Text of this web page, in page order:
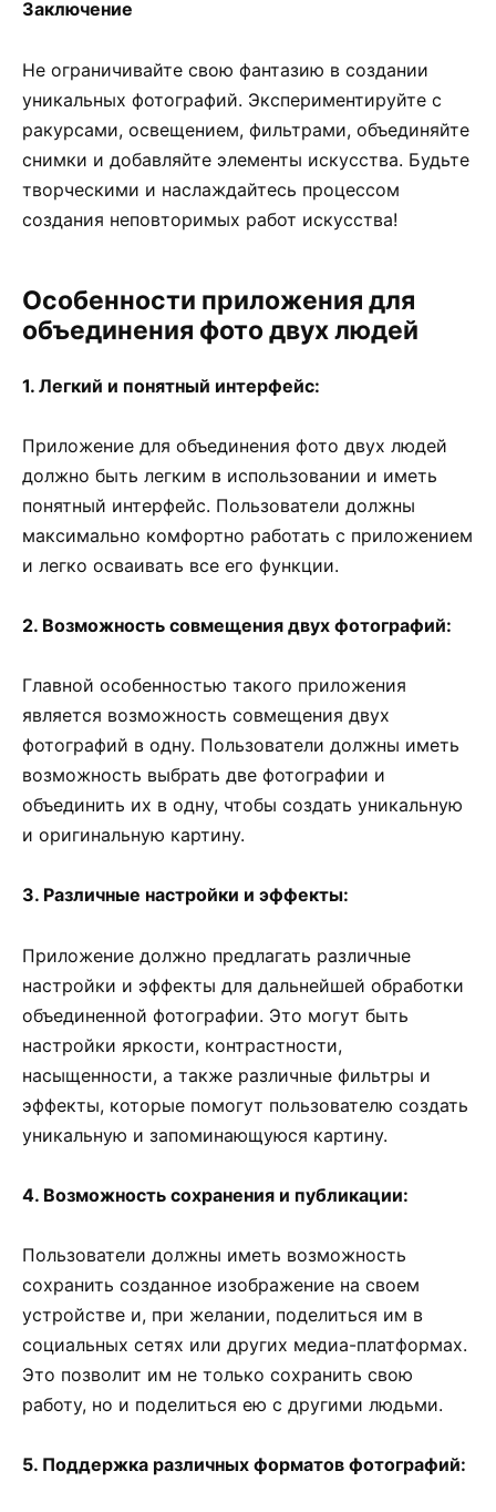
Заключение
Не ограничивайте свою фантазию в создании
уникальных фотографий. Экспериментируйте с
ракурсами, освещением, фильтрами, объединяйте
снимки и добавляйте элементы искусства. Будьте
творческими и наслаждайтесь процессом
создания неповторимых работ искусства!
Особенности приложения для
объединения фото двух людей
1. Легкий и понятный интерфейс:
Приложение для объединения фото двух людей
должно быть легким в использовании и иметь
понятный интерфейс. Пользователи должны
максимально комфортно работать с приложением
и легко осваивать все его функции.
2. Возможность совмещения двух фотографий:
Главной особенностью такого приложения
является возможность совмещения двух
фотографий в одну. Пользователи должны иметь
возможность выбрать две фотографии и
объединить их в одну, чтобы создать уникальную
и оригинальную картину.
3. Различные настройки и эффекты:
Приложение должно предлагать различные
настройки и эффекты для дальнейшей обработки
объединенной фотографии. Это могут быть
настройки яркости, контрастности,
насыщенности, а также различные фильтры и
эффекты, которые помогут пользователю создать
уникальную и запоминающуюся картину.
4. Возможность сохранения и публикации:
Пользователи должны иметь возможность
сохранить созданное изображение на своем
устройстве и, при желании, поделиться им в
социальных сетях или других медиа-платформах.
Это позволит им не только сохранить свою
работу, но и поделиться ею с другими людьми.
5. Поддержка различных форматов фотографий: